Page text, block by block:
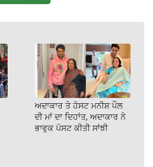
ਅਦਾਕਾਰ ਤੇ ਹੋਸਟ ਮਨੀਸ਼ ਪੌਲ
ਦੀ ਮਾਂ ਦਾ ਦਿਹਾਂਤ, ਅਦਾਕਾਰ ਨੇ
ਭਾਵੁਕ ਪੋਸਟ ਕੀਤੀ ਸਾਂਝੀ